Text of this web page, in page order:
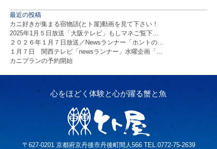
最近の投稿
カニ好きが集まる宿物語(とト屋)動画を見て下さい！
2025年1月５日放送「大阪テレビ」もしマネご覧下…
２０２６年１月７日放送／Newsランナー「ホントの…
１月７日 関西テレビ「newsランナー」水曜企画「…
カニプランの予約開始
〒627-0201 京都府京丹後市丹後町間人566 TEL.0772-75-2639